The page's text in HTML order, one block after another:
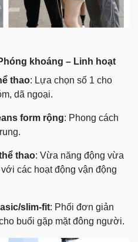
khoáng – Linh hoạt
thao: Lựa chọn số 1 cho
dã ngoại.
form rộng: Phong cách
thao: Vừa năng động vừa
các hoạt động vận động
slim-fit: Phối đơn giản
buổi gặp mặt đông người.